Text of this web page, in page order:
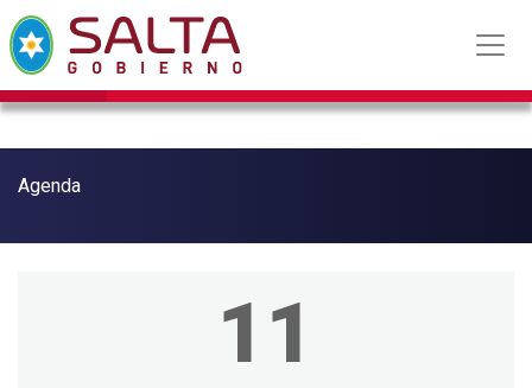
Agenda
11